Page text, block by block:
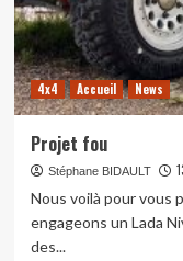
4x4 Accueil News
Projet fou
Stéphane BIDAULT
Nous voilà pour
engageons un Lada
des...